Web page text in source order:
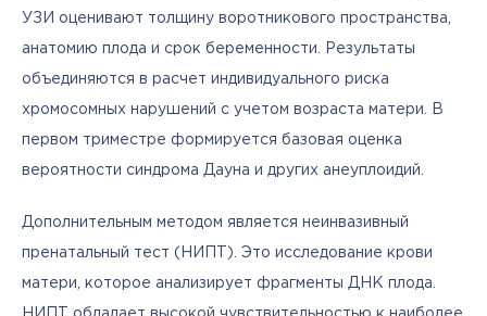
УЗИ оценивают толщину воротникового пространства,
анатомию плода и срок беременности. Результаты
объединяются в расчет индивидуального риска
хромосомных нарушений с учетом возраста матери. В
первом триместре формируется базовая оценка
вероятности синдрома Дауна и других анеуплоидий.
Дополнительным методом является неинвазивный
пренатальный тест (НИПТ). Это исследование крови
матери, которое анализирует фрагменты ДНК плода.